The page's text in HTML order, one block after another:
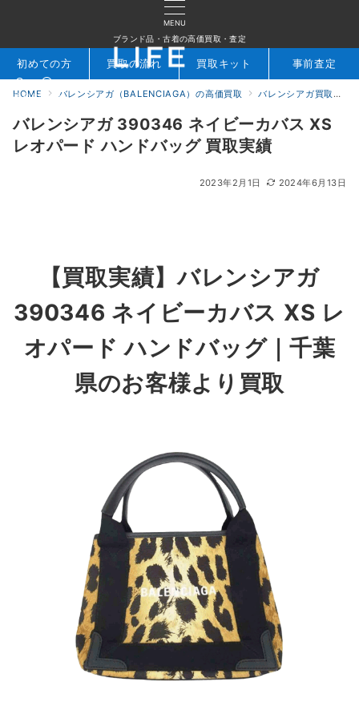
MENU
ブランド品・古着の高価買取・査定
検索 お問合せ
初めての方 買取の流れ 買取キット 事前査定
HOME バレンシアガ（BALENCIAGA）の高価買取 バレンシアガ買取実績｜ブランド古着専門店LIFE
バレンシアガ 390346 ネイビーカバス XS
レオパード ハンドバッグ 買取実績
2023年2月1日 2024年6月13日
【買取実績】バレンシアガ
390346 ネイビーカバス XS レ
オパード ハンドバッグ｜千葉
県のお客様より買取